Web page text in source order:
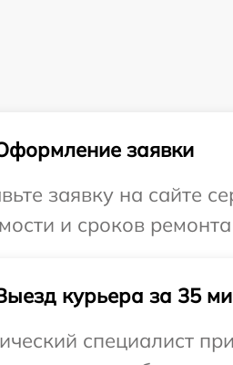
заявки
заявку на сайте
и сроков
курьера за 35
специалист